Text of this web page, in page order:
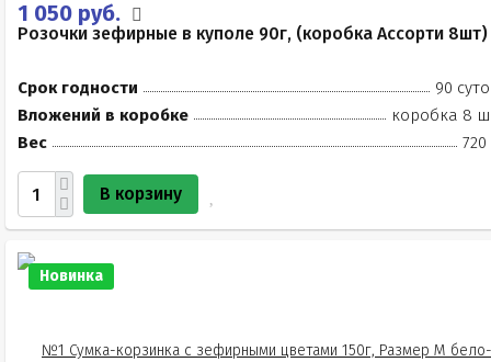
1 050 руб.
Розочки зефирные в куполе 90г, (коробка Ассорти 8шт)
Срок годности
90
Вложений в коробке
коробка 8
Вес
720
В корзину
Новинка